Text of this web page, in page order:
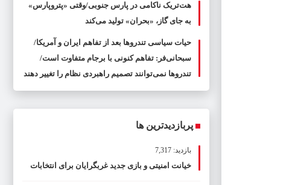
هت‌تریک ناکامی در پارس جنوبی/وقتی «پتروپارس»
به جای گاز، «بحران» تولید می‌کند
حیات سیاسی تندروها بعد از تفاهم ایران و آمریکا/
سبحانی‌فر: تفاهم کنونی با برجام متفاوت است/
تندروها نمی‌توانند تصمیم راهبردی نظام را تغییر دهند
پربازدیدترین ها
بازدید: 7,317
خیانت امنیتی و بازی جدید غربگرایان برای انتخابات